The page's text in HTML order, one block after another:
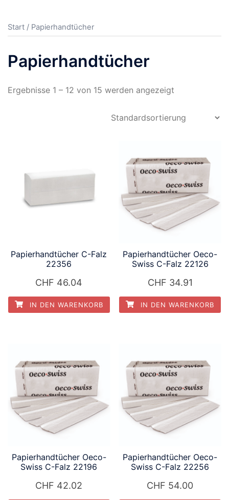
Start / Papierhandtücher
Papierhandtücher
Ergebnisse 1 – 12 von 15 werden angezeigt
Papierhandtücher C-Falz
22356
CHF 46.04
IN DEN WARENKORB
Papierhandtücher Oeco-
Swiss C-Falz 22126
CHF 34.91
IN DEN WARENKORB
Papierhandtücher Oeco-
Swiss C-Falz 22196
CHF 42.02
Papierhandtücher Oeco-
Swiss C-Falz 22256
CHF 54.00